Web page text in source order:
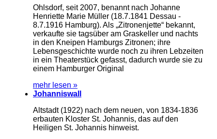
Ohlsdorf, seit 2007, benannt nach Johanne
Henriette Marie Müller (18.7.1841 Dessau -
8.7.1916 Hamburg). Als „Zitronenjette“ bekannt,
verkaufte sie tagsüber am Graskeller und nachts
in den Kneipen Hamburgs Zitronen; ihre
Lebensgeschichte wurde noch zu ihren Lebzeiten
in ein Theaterstück gefasst, dadurch wurde sie zu
einem Hamburger Original
mehr lesen »
Johanniswall
Altstadt (1922) nach dem neuen, von 1834-1836
erbauten Kloster St. Johannis, das auf den
Heiligen St. Johannis hinweist.